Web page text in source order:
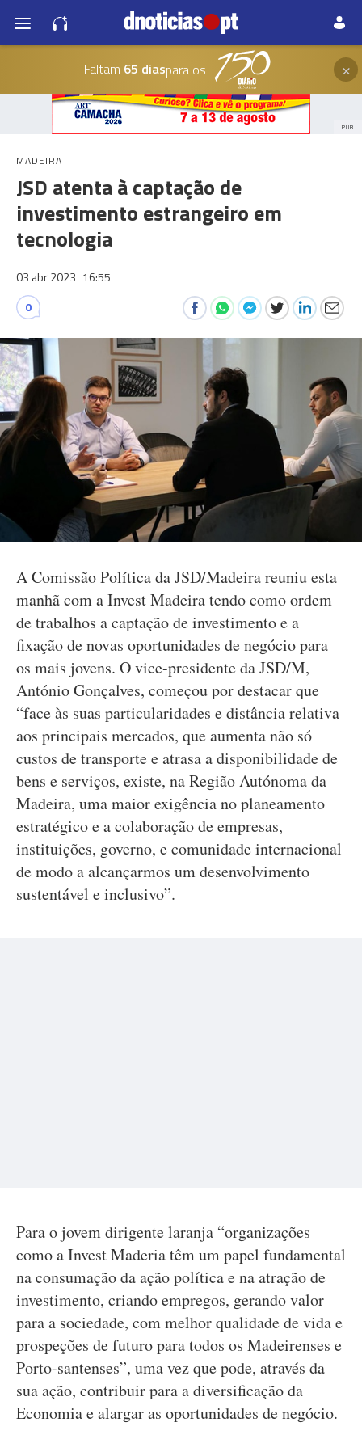
Faltam 65 diaspara os ×
PUB
MADEIRA
JSD atenta à captação de
investimento estrangeiro em
tecnologia
03 abr 2023 16:55
0
A Comissão Política da JSD/Madeira reuniu esta
manhã com a Invest Madeira tendo como ordem
de trabalhos a captação de investimento e a
fixação de novas oportunidades de negócio para
os mais jovens. O vice-presidente da JSD/M,
António Gonçalves, começou por destacar que
“face às suas particularidades e distância relativa
aos principais mercados, que aumenta não só
custos de transporte e atrasa a disponibilidade de
bens e serviços, existe, na Região Autónoma da
Madeira, uma maior exigência no planeamento
estratégico e a colaboração de empresas,
instituições, governo, e comunidade internacional
de modo a alcançarmos um desenvolvimento
sustentável e inclusivo”.
Para o jovem dirigente laranja “organizações
como a Invest Maderia têm um papel fundamental
na consumação da ação política e na atração de
investimento, criando empregos, gerando valor
para a sociedade, com melhor qualidade de vida e
prospeções de futuro para todos os Madeirenses e
Porto-santenses”, uma vez que pode, através da
sua ação, contribuir para a diversificação da
Economia e alargar as oportunidades de negócio.